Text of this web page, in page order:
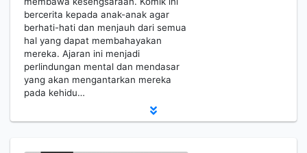
bercerita kepada anak-anak agar
berhati-hati dan menjauh dari semua
hal yang dapat membahayakan
mereka. Ajaran ini menjadi
perlindungan mental dan mendasar
yang akan mengantarkan mereka
pada kehidu…